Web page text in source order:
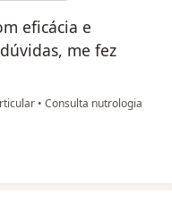
eficácia e
me fez
• Consulta nutrologia